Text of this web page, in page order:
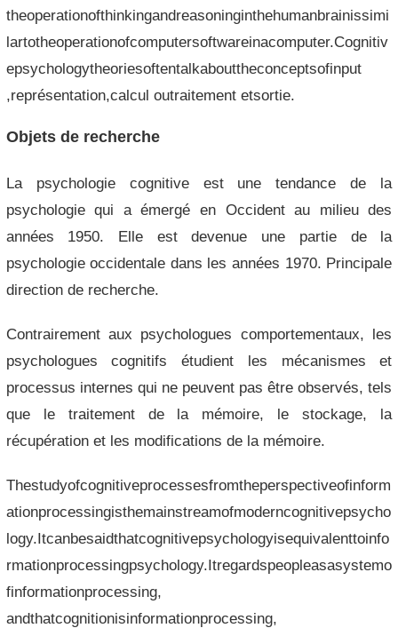
theoperationofthinkingandreasoninginthehumanbrainissimi
lartotheoperationofcomputersoftwareinacomputer.Cognitiv
epsychologytheoriesoftentalkabouttheconceptsofinput
,représentation,calcul outraitement etsortie.
Objets de recherche
La psychologie cognitive est une tendance de la
psychologie qui a émergé en Occident au milieu des
années 1950. Elle est devenue une partie de la
psychologie occidentale dans les années 1970. Principale
direction de recherche.
Contrairement aux psychologues comportementaux, les
psychologues cognitifs étudient les mécanismes et
processus internes qui ne peuvent pas être observés, tels
que le traitement de la mémoire, le stockage, la
récupération et les modifications de la mémoire.
Thestudyofcognitiveprocessesfromtheperspectiveofinform
ationprocessingisthemainstreamofmoderncognitivepsycho
logy.Itcanbesaidthatcognitivepsychologyisequivalenttoinfo
rmationprocessingpsychology.Itregardspeopleasasystemo
finformationprocessing,
andthatcognitionisinformationprocessing,